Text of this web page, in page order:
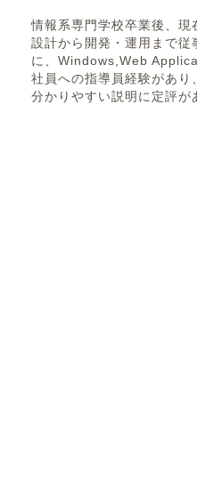
情報系専門学校卒業後、
設計から開発・運用まで
に、Windows,Web
社員への指導員経験があり
分かりやすい説明に定評が